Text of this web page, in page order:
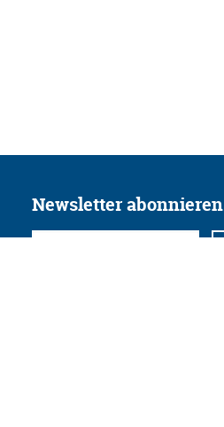
Newsletter abonnieren